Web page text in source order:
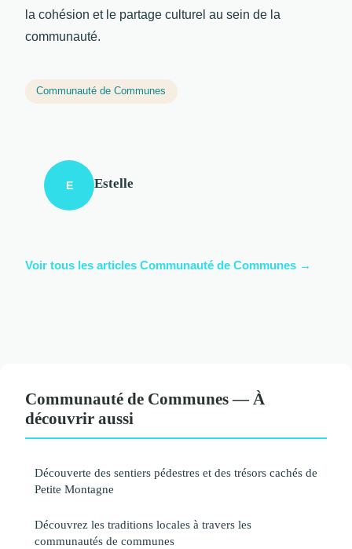
la cohésion et le partage culturel au sein de la
communauté.
Communauté de Communes
E Estelle
Voir tous les articles Communauté de Communes →
Communauté de Communes — À
découvrir aussi
Découverte des sentiers pédestres et des trésors cachés de
Petite Montagne
Découvrez les traditions locales à travers les
communautés de communes